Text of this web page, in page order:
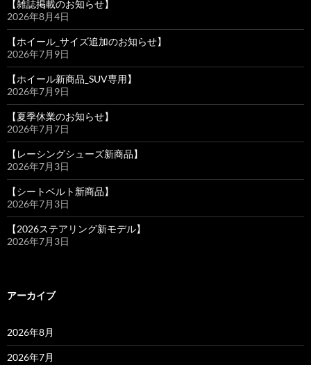
【雑誌掲載のお知らせ】
2026年8月4日
【ホイール_サイズ追加のお知らせ】
2026年7月9日
【ホイール新商品_SUV専用】
2026年7月9日
【夏季休業のお知らせ】
2026年7月7日
【レーシングシューズ新商品】
2026年7月3日
【シートベルト新商品】
2026年7月3日
【2026ステアリング新モデル】
2026年7月3日
アーカイブ
2026年8月
2026年7月